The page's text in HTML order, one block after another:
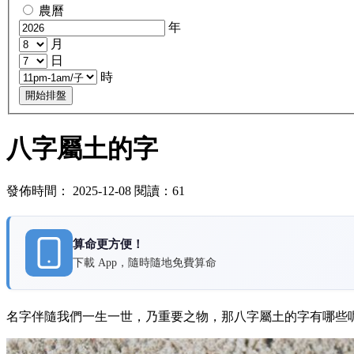
農曆
年
月
日
時
開始排盤
八字屬土的字
發佈時間： 2025-12-08 閱讀：61
算命更方便！
下載 App，隨時隨地免費算命
名字伴隨我們一生一世，乃重要之物，那八字屬土的字有哪些